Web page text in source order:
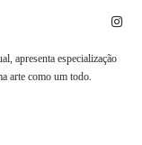
apresenta especialização
arte como um todo.